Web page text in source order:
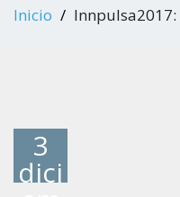
Inicio
3
dici